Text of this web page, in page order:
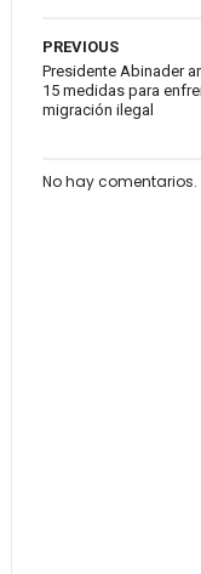
PREVIOUS
Presidente Abinader
15 medidas para
migración ilegal
No hay comentarios.